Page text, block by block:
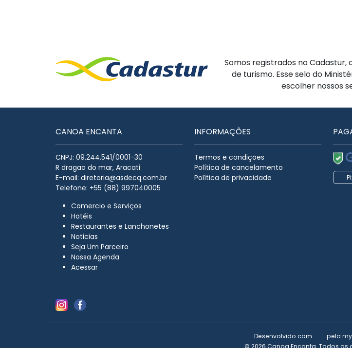
Somos registrados no Cadastur,
de turismo. Esse selo do
escolher nossos
CANOA ENCANTA
CNPJ: 09.244.541/0001-30
R dragao do mar, Aracati
E-mail: diretoria@asdecq.com.br
Telefone: +55 (88) 997040005
Comercio e Serviços
Hotéis
Restaurantes e Lanchonetes
Noticias
Seja Um Parceiro
Nossa Agenda
Acessar
INFORMAÇÕES
Termos e condições
Política de cancelamento
Política de privacidade
Desenvolvido com pela